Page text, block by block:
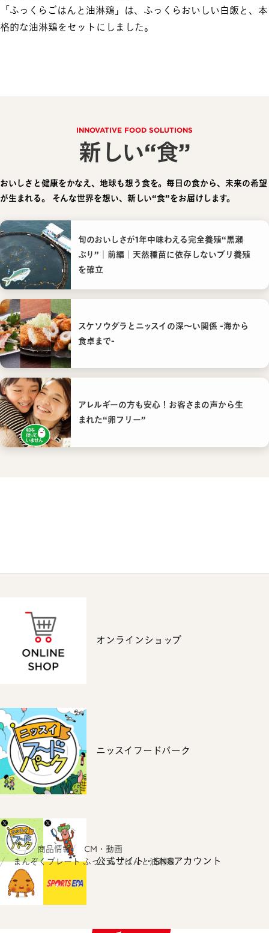
「ふっくらごはんと油淋鶏」は、ふっくらおいしい白飯と、本
格的な油淋鶏をセットにしました。​​
INNOVATIVE FOOD SOLUTIONS
新しい“食”
おいしさと健康をかなえ、地球も想う食を。毎日の食から、未来の希望
が生まれる。
そんな世界を想い、新しい“食”をお届けします。
旬のおいしさが1年中味わえる完全養殖“黒瀬
ぶり”｜前編｜天然種苗に依存しないブリ養殖
を確立
スケソウダラとニッスイの深〜い関係 -海から
食卓まで-
アレルギーの方も安心！お客さまの声から生
まれた“卵フリー”
オンラインショップ
ニッスイフードパーク
公式サイト・SNSアカウント
ホーム 商品情報
CM・動画
まんぞくプレート ふっくらごはんと油淋鶏